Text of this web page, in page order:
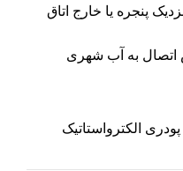
پنجره یا خارج اتاق
اتصال به آب شهری
پودری الکترواستاتیک